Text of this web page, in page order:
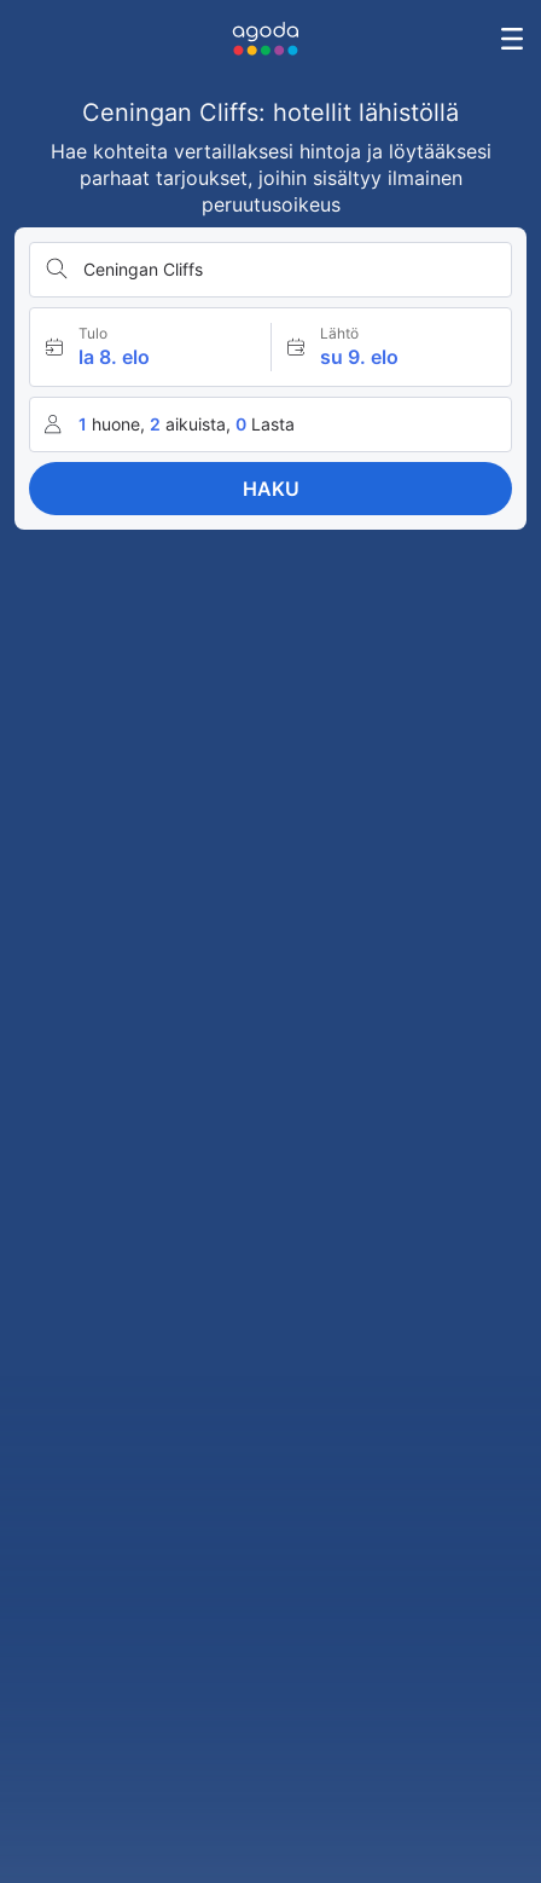
Ceningan Cliffs: hotellit lähistöllä
Hae kohteita vertaillaksesi hintoja ja löytääksesi
parhaat tarjoukset, joihin sisältyy ilmainen
peruutusoikeus
Ceningan Cliffs
Tulo
la 8. elo
Lähtö
su 9. elo
1 huone, 2 aikuista, 0 Lasta
HAKU